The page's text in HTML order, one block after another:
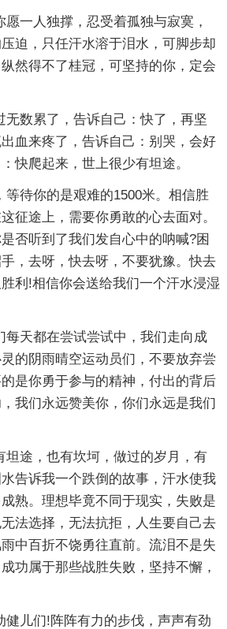
愿一人独撑，忍受着孤独与寂寞，
迫，只任汗水溶于泪水，可脚步却
然得不了桂冠，可坚持的你，定会
无数累了，告诉自己：快了，再坚
血来疼了，告诉自己：别哭，会好
快爬起来，世上很少有坦途。
等待你的是艰难的1500米。相信胜
征途上，需要你勇敢的心去面对。
否听到了我们发自心中的呐喊?困
，去呀，快去呀，不要犹豫。快去
利!相信你会送给我们一个汗水浸湿
每天都在尝试尝试中，我们走向成
的阴雨晴空运动员们，不要放弃尝
是你勇于参与的精神，付出的背后
我们永远赞美你，你们永远是我们
坦途，也有坎坷，做过的岁月，有
告诉我一个跌倒的故事，汗水使我
熟。理想毕竟不同于现实，失败是
法选择，无法抗拒，人生要自己去
中百折不饶勇往直前。流泪不是失
功属于那些战胜失败，坚持不懈，
健儿们!阵阵有力的步伐，声声有劲